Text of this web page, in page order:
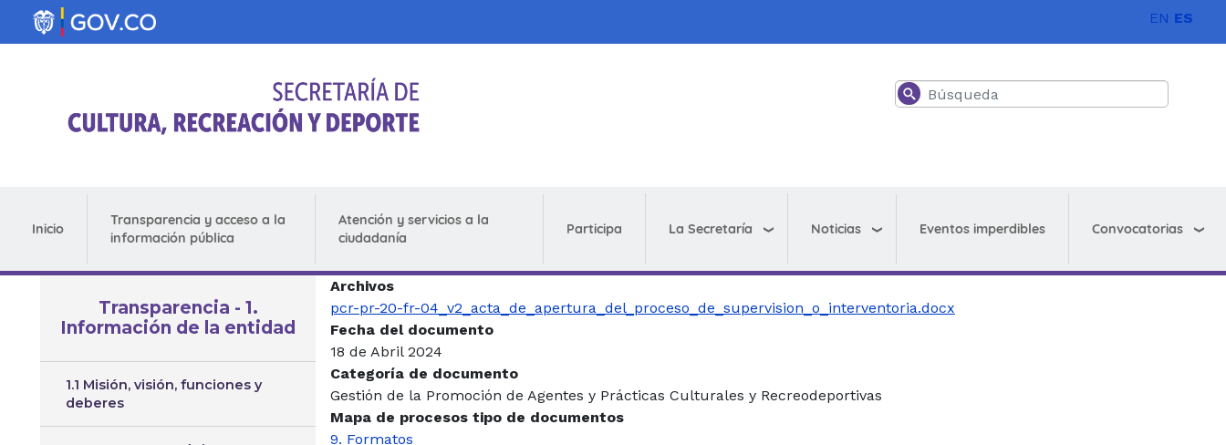
Pasar al contenido principal EN ES
Buscar
Inicio
Transparencia y acceso a la
información pública
Atención y servicios a la
ciudadanía
Participa La Secretaría Noticias Eventos imperdibles Convocatorias
Transparencia - 1.
Información de la entidad
1.1 Misión, visión, funciones y
deberes
Archivos
pcr-pr-20-fr-04_v2_acta_de_apertura_del_proceso_de_supervision_o_interventoria.docx
Fecha del documento
18 de Abril 2024
Categoría de documento
Gestión de la Promoción de Agentes y Prácticas Culturales y Recreodeportivas
Mapa de procesos tipo de documentos
9. Formatos